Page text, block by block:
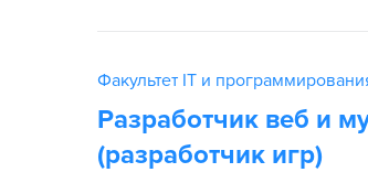
Факультет IT и
Разработчик веб и
(разработчик игр)